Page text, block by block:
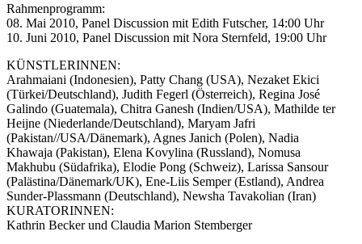
Rahmenprogramm:
08. Mai 2010, Panel Discussion mit Edith Futscher, 14:00 Uhr
10. Juni 2010, Panel Discussion mit Nora Sternfeld, 19:00 Uhr
KÜNSTLERINNEN:
Arahmaiani (Indonesien), Patty Chang (USA), Nezaket Ekici
(Türkei/Deutschland), Judith Fegerl (Österreich), Regina José
Galindo (Guatemala), Chitra Ganesh (Indien/USA), Mathilde ter
Heijne (Niederlande/Deutschland), Maryam Jafri
(Pakistan//USA/Dänemark), Agnes Janich (Polen), Nadia
Khawaja (Pakistan), Elena Kovylina (Russland), Nomusa
Makhubu (Südafrika), Elodie Pong (Schweiz), Larissa Sansour
(Palästina/Dänemark/UK), Ene-Liis Semper (Estland), Andrea
Sunder-Plassmann (Deutschland), Newsha Tavakolian (Iran)
KURATORINNEN:
Kathrin Becker und Claudia Marion Stemberger